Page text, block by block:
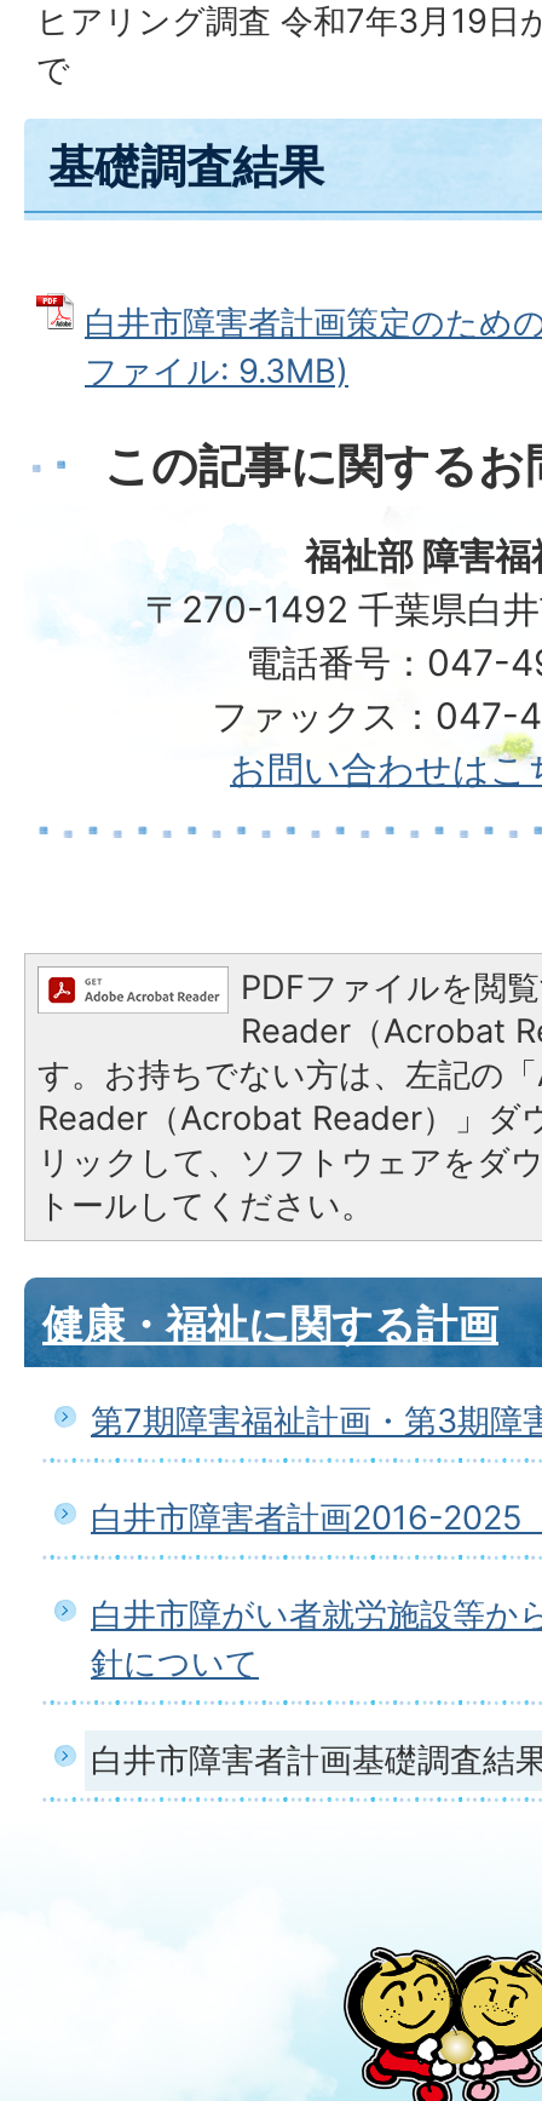
ヒアリング調査 令和7年3月19日
で
基礎調査結果
白井市障害者計画策定のため
ファイル: 9.3MB)
この記事に関する
福祉部 障害福
〒270-1492 千葉県白
電話番号：047-
ファックス：047-
お問い合わせはこ
PDFファイルを閲
Reader（Acrobat
す。お持ちでない方は、左記の
Reader（Acrobat Reader）」ダ
リックして、ソフトウェアをダ
トールしてください。
健康・福祉に関する計画
第7期障害福祉計画・第3期障
白井市障害者計画2016-2025
白井市障がい者就労施設等か
針について
白井市障害者計画基礎調査結